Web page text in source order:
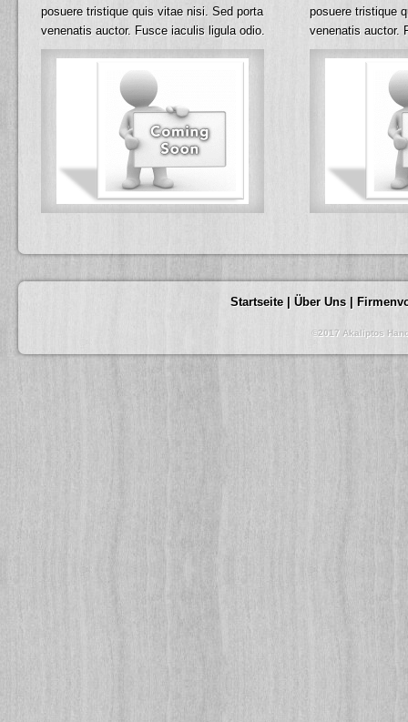
posuere tristique quis vitae nisi. Sed porta
venenatis auctor. Fusce iaculis ligula odio.
posuere tristique
venenatis auctor.
Startseite| Über Uns|
©2017 Akaliptos